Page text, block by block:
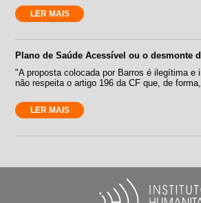
LER MAIS
Plano de Saúde Acessível ou o desmonte
"A proposta colocada por Barros é ilegítima e
não respeita o artigo 196 da CF que, de
LER MAIS